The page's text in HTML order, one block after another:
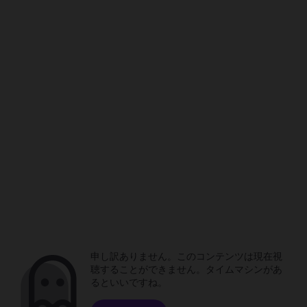
申し訳ありません。このコンテンツは現在視
聴することができません。タイムマシンがあ
るといいですね。